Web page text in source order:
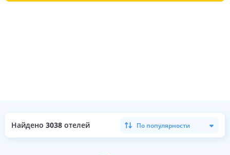
Найдено 3038 отелей По популярности